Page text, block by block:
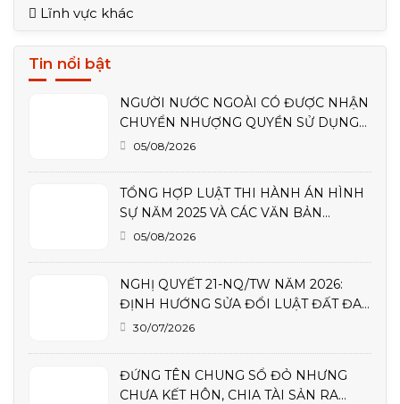
Lĩnh vực khác
Tin nổi bật
NGƯỜI NƯỚC NGOÀI CÓ ĐƯỢC NHẬN
CHUYỂN NHƯỢNG QUYỀN SỬ DỤNG
ĐẤT TẠI VIỆT NAM KHÔNG? QUY ĐỊNH
05/08/2026
TỔNG HỢP LUẬT THI HÀNH ÁN HÌNH
SỰ NĂM 2025 VÀ CÁC VĂN BẢN
HƯỚNG DẪN MỚI NHẤT
05/08/2026
NGHỊ QUYẾT 21-NQ/TW NĂM 2026:
ĐỊNH HƯỚNG SỬA ĐỔI LUẬT ĐẤT ĐAI
VÀ CÁC LUẬT CÓ LIÊN QUAN
30/07/2026
ĐỨNG TÊN CHUNG SỔ ĐỎ NHƯNG
CHƯA KẾT HÔN, CHIA TÀI SẢN RA